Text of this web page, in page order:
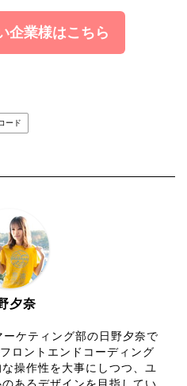
企業様はこちら
ード
夕奈
ケティング部の日野夕奈で
ロントエンドコーディング
操作性を大事にしつつ、ユ